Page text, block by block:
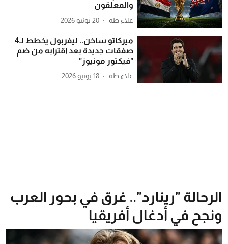
والمعلقون
علاء طه 20 يونيو 2026
ميركاتو ساخن.. ليفربول يخطط لـ4
صفقات جديدة بعد اقترابه من ضم
"فيكتور مونيوز"
علاء طه 18 يونيو 2026
الرحالة "رينارد".. غرق في بحور العرب
ونجح في أدغال أفريقيا